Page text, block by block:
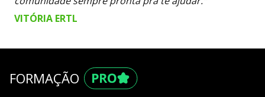
VITÓRIA ERTL
FORMAÇÃO